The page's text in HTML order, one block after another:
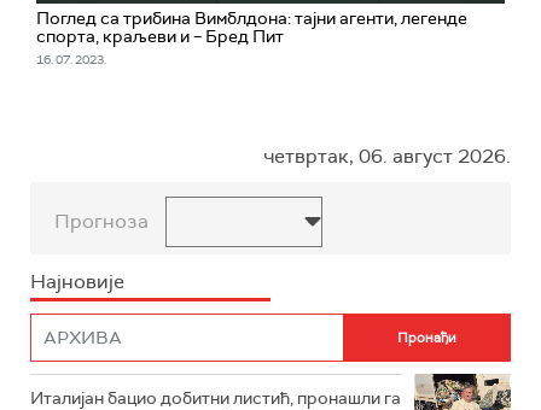
Поглед са трибина Вимблдона: тајни агенти, легенде
спорта, краљеви и – Бред Пит
16. 07. 2023.
четвртак, 06. август 2026.
Прогноза
Најновије
Италијан бацио добитни листић, пронашли га